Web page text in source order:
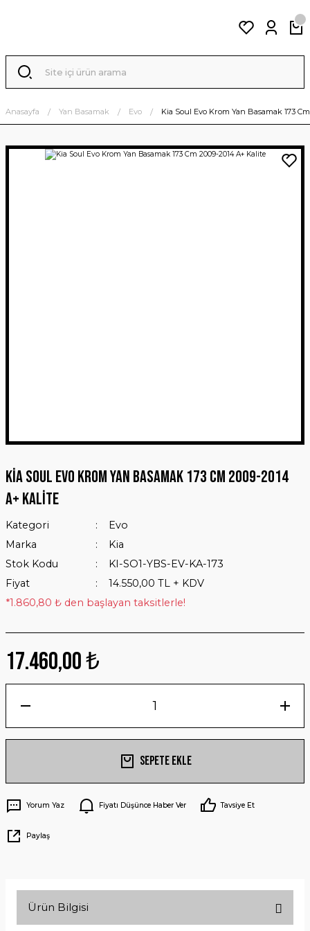
Anasayfa Yan Basamak Evo Kia Soul Evo Krom Yan Basamak 173
Kia Soul Evo Krom Yan Basamak 173 Cm 2009-2014
A+ Kalite
Kategori
Evo
Marka
Kia
Stok Kodu
KI-SO1-YBS-EV-KA-173
Fiyat
14.550,00 TL + KDV
*1.860,80 ₺ den başlayan taksitlerle!
17.460,00 ₺
Sepete Ekle
Yorum Yaz Fiyatı Düşünce Haber Ver Tavsiye Et
Paylaş
Ürün Bilgisi